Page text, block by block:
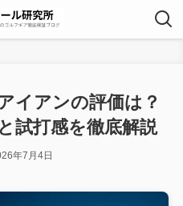
イアンの評価は？
試打感を徹底解説
年7月4日